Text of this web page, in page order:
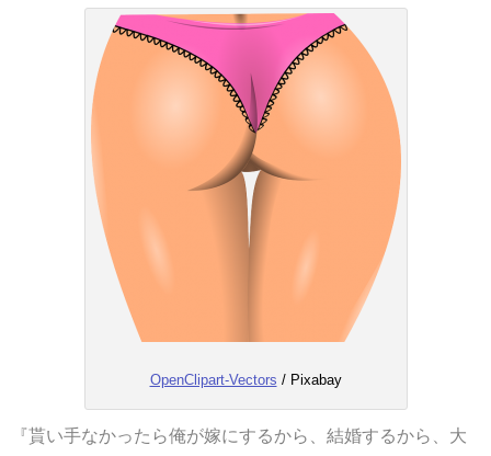
OpenClipart-Vectors / Pixabay
『貰い手なかったら俺が嫁にするから、結婚するから、大